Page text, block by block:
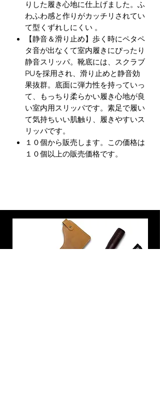
りした履き心地に仕上げました。ふ
わふわ感と作りがカッチリされてい
て型くずれしにくい 。
【静音＆滑り止め】歩く時にペタペ
タ音が出なくて室内履きにぴったり
静音スリッパ。靴底には、スクラブ
PUを採用され、滑り止めと静音効
果抜群。底面に弾力性を持っていっ
て、もっちり柔らかい履き心地が良
い室内用スリッパです。素足で履い
て気持ちいい肌触り、履きやすいス
リッパです。
１０個から販売します。この価格は
１０個以上の販売価格です。